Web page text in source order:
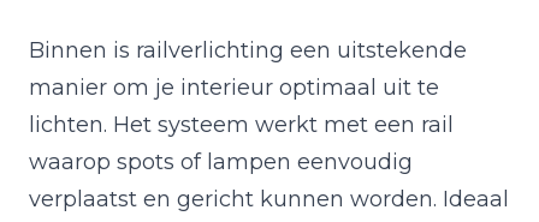
Binnen is railverlichting een uitstekende
manier om je interieur optimaal uit te
lichten. Het systeem werkt met een rail
waarop spots of lampen eenvoudig
verplaatst en gericht kunnen worden. Ideaal